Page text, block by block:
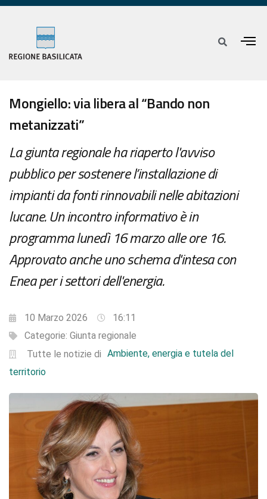
Mongiello: via libera al “Bando non
metanizzati”
La giunta regionale ha riaperto l'avviso
pubblico per sostenere l’installazione di
impianti da fonti rinnovabili nelle abitazioni
lucane. Un incontro informativo è in
programma lunedì 16 marzo alle ore 16.
Approvato anche uno schema d'intesa con
Enea per i settori dell'energia.
10 Marzo 2026
16:11
Categorie: Giunta regionale
Tutte le notizie di Ambiente, energia e tutela del
territorio